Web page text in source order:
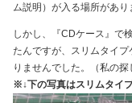
ム説明）が入る場所があり
しかし、『CDケース』で
たんですが、スリムタイ
りませんでした。（私の探
※↓下の写真はスリムタイプ